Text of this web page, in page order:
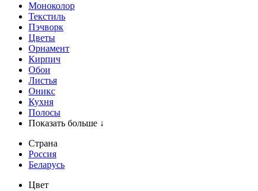
Моноколор
Текстиль
Пэчворк
Цветы
Орнамент
Кирпич
Обои
Листья
Оникс
Кухня
Полосы
Показать больше ↓
Страна
Россия
Беларусь
Цвет